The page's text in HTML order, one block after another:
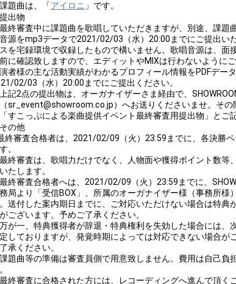
課題曲は、「アイロニ 」です。
出物
最終審査中に課題曲を歌唱していただきますが、別途、課題
源をmp3データで2021/02/03（水）20:00までにご提出い
を宅録環境で収録したもので構いません。歌唱音源は、面
に確認致しますので、エディットやMIXは行わないようにご
演者様の主な活動実績がわかるプロフィール情報をPDFデー
02/03（水）20:00までにご提出ください。
上記2点の提出物は、オーガナイザーさま経由で、
sr_event@showroom.co.jp）へお送りくださいませ。その
すこっぷによる楽曲提供イベント最終審査用提出物」とご
の他
終審査合格者は、2021/02/09（火）23:59までに、各決勝
。
最終審査は、歌唱力だけでなく、人物面や獲得ポイント数等
たします。
最終審査合格者へは、2021/02/09（火）23:59までに、
局より「受信BOX」、所属のオーガナイザー様（事務所様
送付した案内期日までに、ご対応いただけない場合は特典
ございます。予めご了承ください。
万が一、特典獲得者が辞退・特典権利を失効した場合には、
しておりますが、発覚時期によっては対応できない場合が
承ください。
課題曲等の準備は審査員側で用意致しません。費用は自己負
最終審査に合格された方には、レコーディングへ進んで頂く